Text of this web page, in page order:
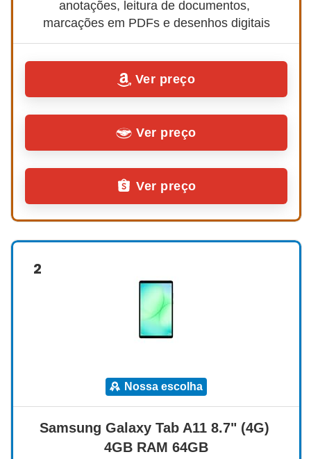
anotações, leitura de documentos,
marcações em PDFs e desenhos digitais
Ver preço
Ver preço
Ver preço
2
nossa escolha
Samsung Galaxy Tab A11 8.7" (4G)
4GB RAM 64GB